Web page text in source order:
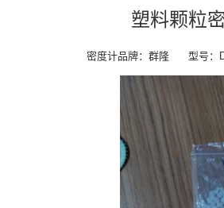
粒密度仪
密度计品牌：群隆 型号：